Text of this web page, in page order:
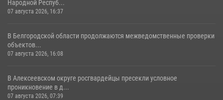
Народной Респуб...
07 августа 2026, 16:37
В Белгородской области продолжаются межведомственные проверки
объектов...
07 августа 2026, 16:08
В Алексеевском округе росгвардейцы пресекли условное
проникновение в д...
07 августа 2026, 07:39